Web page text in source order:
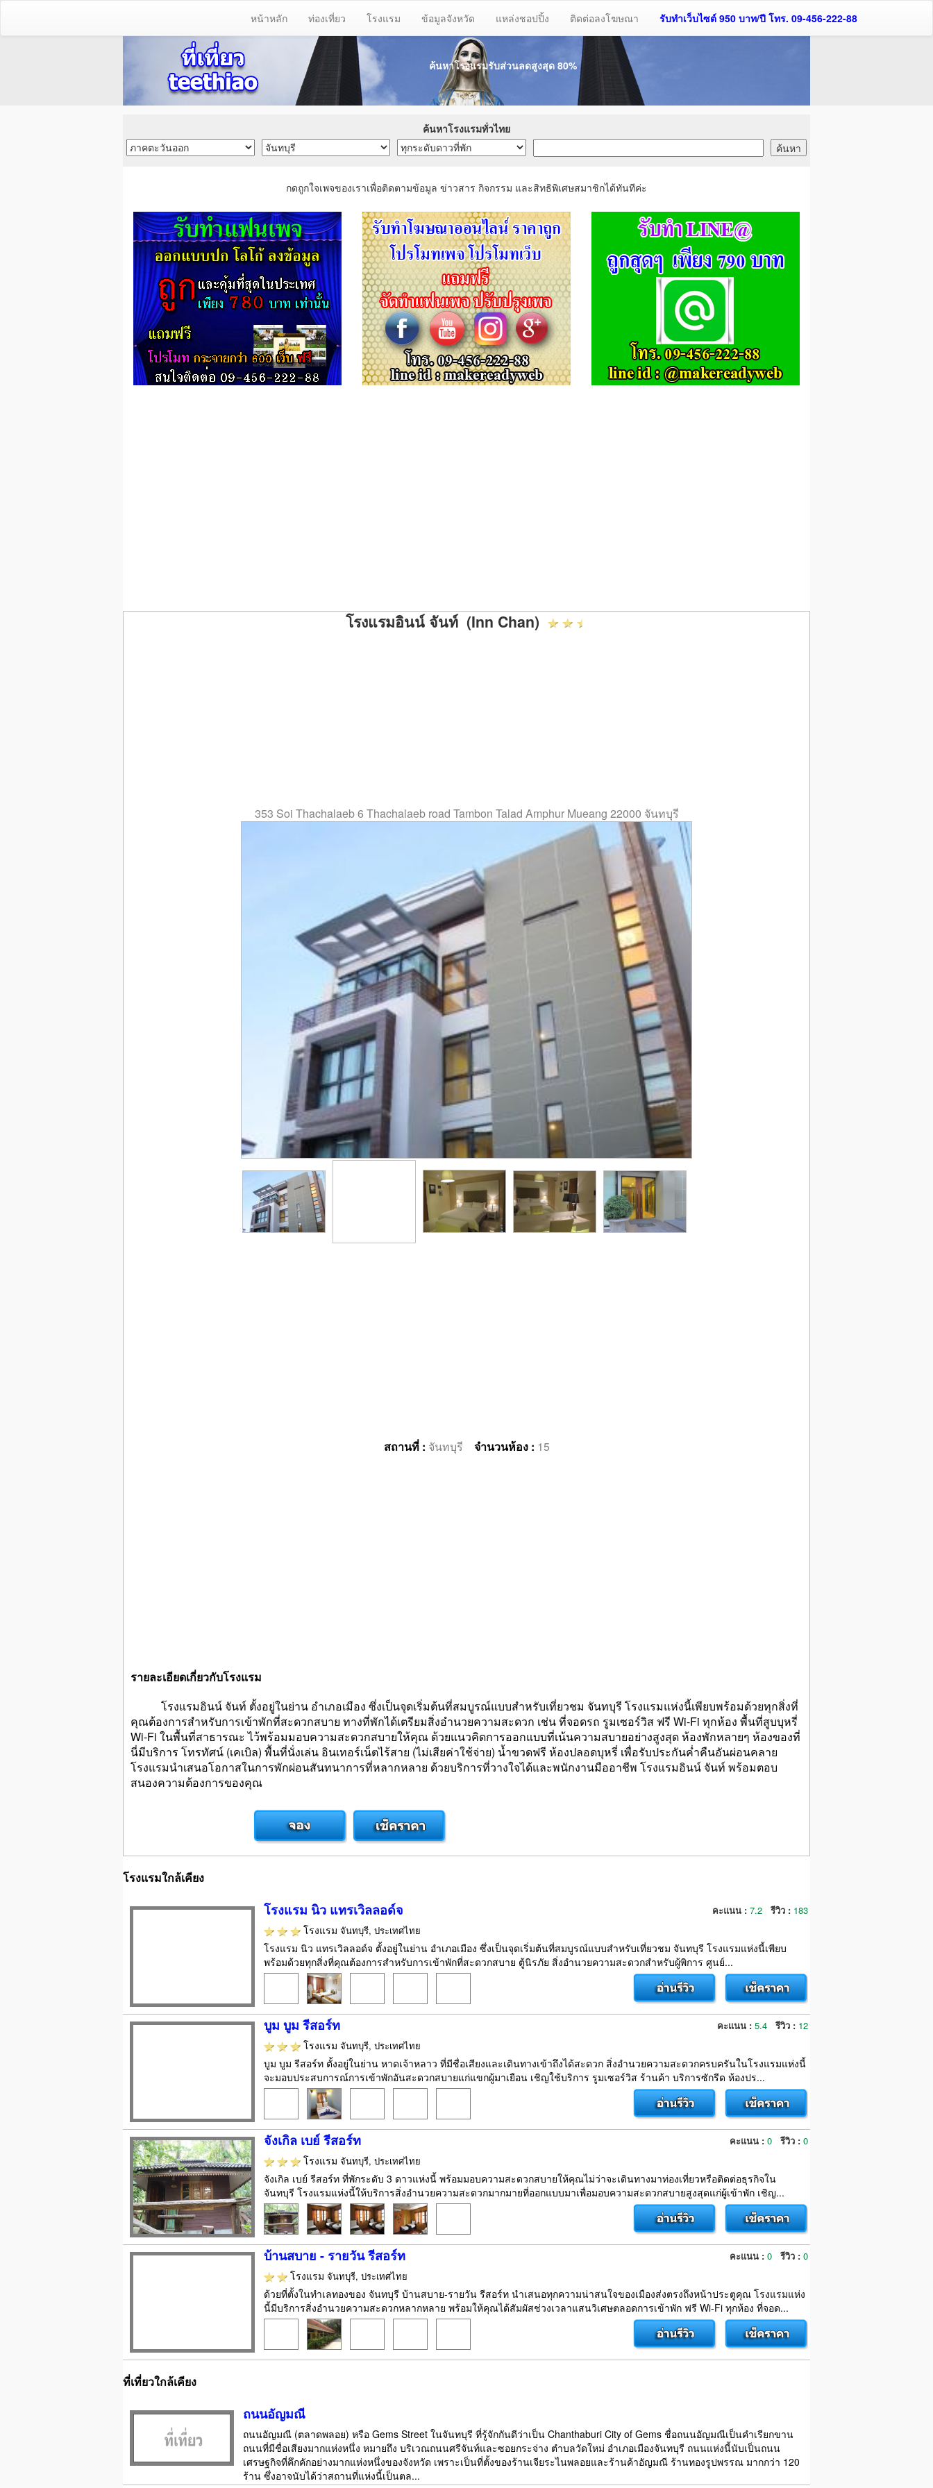
หน้าหลัก ท่องเที่ยว โรงแรม ข้อมูลจังหวัด แหล่งชอปปิ้ง ติดต่อลงโฆษณา รับทำเว็บไซต์ 950 บาท/ปี โทร. 09-456-222-88
ค้นหาโรงแรมรับส่วนลดสูงสุด 80%
ค้นหาโรงแรมทั่วไทย
กดถูกใจเพจของเราเพื่อติดตามข้อมูล ข่าวสาร กิจกรรม และสิทธิพิเศษสมาชิกได้ทันทีค่ะ
โรงแรมอินน์ จันท์ (Inn Chan)
353 Soi Thachalaeb 6 Thachalaeb road Tambon Talad Amphur Mueang 22000 จันทบุรี
สถานที่ : จันทบุรี จำนวนห้อง : 15
รายละเอียดเกี่ยวกับโรงแรม
โรงแรมอินน์ จันท์ ตั้งอยู่ในย่าน อำเภอเมือง ซึ่งเป็นจุดเริ่มต้นที่สมบูรณ์แบบสำหรับเที่ยวชม จันทบุรี โรงแรมแห่งนี้เพียบพร้อมด้วยทุกสิ่งที่
คุณต้องการสำหรับการเข้าพักที่สะดวกสบาย ทางที่พักได้เตรียมสิ่งอำนวยความสะดวก เช่น ที่จอดรถ รูมเซอร์วิส ฟรี Wi-Fi ทุกห้อง พื้นที่สูบบุหรี่
Wi-Fi ในพื้นที่สาธารณะ ไว้พร้อมมอบความสะดวกสบายให้คุณ ด้วยแนวคิดการออกแบบที่เน้นความสบายอย่างสูงสุด ห้องพักหลายๆ ห้องของที่
นี่มีบริการ โทรทัศน์ (เคเบิล) พื้นที่นั่งเล่น อินเทอร์เน็ตไร้สาย (ไม่เสียค่าใช้จ่าย) น้ำขวดฟรี ห้องปลอดบุหรี่ เพื่อรับประกันค่ำคืนอันผ่อนคลาย
โรงแรมนำเสนอโอกาสในการพักผ่อนสันทนาการที่หลากหลาย ด้วยบริการที่วางใจได้และพนักงานมืออาชีพ โรงแรมอินน์ จันท์ พร้อมตอบ
สนองความต้องการของคุณ
โรงแรมใกล้เคียง
โรงแรม นิว แทรเวิลลอด์จ คะแนน : 7.2 รีวิว : 183
โรงแรม จันทบุรี, ประเทศไทย
โรงแรม นิว แทรเวิลลอด์จ ตั้งอยู่ในย่าน อำเภอเมือง ซึ่งเป็นจุดเริ่มต้นที่สมบูรณ์แบบสำหรับเที่ยวชม จันทบุรี โรงแรมแห่งนี้เพียบ
พร้อมด้วยทุกสิ่งที่คุณต้องการสำหรับการเข้าพักที่สะดวกสบาย ตู้นิรภัย สิ่งอำนวยความสะดวกสำหรับผู้พิการ ศูนย์...
บูม บูม รีสอร์ท คะแนน : 5.4 รีวิว : 12
โรงแรม จันทบุรี, ประเทศไทย
บูม บูม รีสอร์ท ตั้งอยู่ในย่าน หาดเจ้าหลาว ที่มีชื่อเสียงและเดินทางเข้าถึงได้สะดวก สิ่งอำนวยความสะดวกครบครันในโรงแรมแห่งนี้
จะมอบประสบการณ์การเข้าพักอันสะดวกสบายแก่แขกผู้มาเยือน เชิญใช้บริการ รูมเซอร์วิส ร้านค้า บริการซักรีด ห้องปร...
จังเกิล เบย์ รีสอร์ท คะแนน : 0 รีวิว : 0
โรงแรม จันทบุรี, ประเทศไทย
จังเกิล เบย์ รีสอร์ท ที่พักระดับ 3 ดาวแห่งนี้ พร้อมมอบความสะดวกสบายให้คุณไม่ว่าจะเดินทางมาท่องเที่ยวหรือติดต่อธุรกิจใน
จันทบุรี โรงแรมแห่งนี้ให้บริการสิ่งอำนวยความสะดวกมากมายที่ออกแบบมาเพื่อมอบความสะดวกสบายสูงสุดแก่ผู้เข้าพัก เชิญ...
บ้านสบาย - รายวัน รีสอร์ท คะแนน : 0 รีวิว : 0
โรงแรม จันทบุรี, ประเทศไทย
ด้วยที่ตั้งในทำเลทองของ จันทบุรี บ้านสบาย-รายวัน รีสอร์ท นำเสนอทุกความน่าสนใจของเมืองส่งตรงถึงหน้าประตูคุณ โรงแรมแห่ง
นี้มีบริการสิ่งอำนวยความสะดวกหลากหลาย พร้อมให้คุณได้สัมผัสช่วงเวลาแสนวิเศษตลอดการเข้าพัก ฟรี Wi-Fi ทุกห้อง ที่จอด...
ที่เที่ยวใกล้เคียง
ถนนอัญมณี
ถนนอัญมณี (ตลาดพลอย) หรือ Gems Street ในจันทบุรี ที่รู้จักกันดีว่าเป็น Chanthaburi City of Gems ชื่อถนนอัญมณีเป็นคำเรียกขาน
ถนนที่มีชื่อเสียงมากแห่งหนึ่ง หมายถึง บริเวณถนนศรีจันท์และซอยกระจ่าง ตำบลวัดใหม่ อำเภอเมืองจันทบุรี ถนนแห่งนี้นับเป็นถนน
เศรษฐกิจที่คึกคักอย่างมากแห่งหนึ่งของจังหวัด เพราะเป็นที่ตั้งของร้านเจียระไนพลอยและร้านค้าอัญมณี ร้านทองรูปพรรณ มากกว่า 120
ร้าน ซึ่งอาจนับได้ว่าสถานที่แห่งนี้เป็นตล...